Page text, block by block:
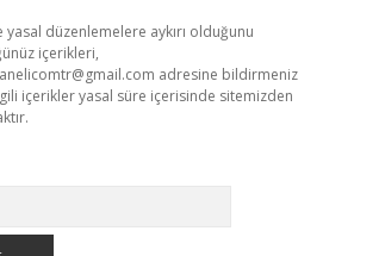
yasal düzenlemelere aykırı olduğunu
içerikleri,
adresine bildirmeniz
içerikler yasal süre içerisinde sitemizden